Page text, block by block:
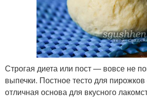
Строгая диета или пост — вовсе не
выпечки. Постное тесто для
отличная основа для вкусного